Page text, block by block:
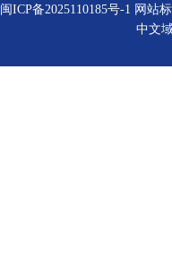
闽ICP备2025110185号-1 网站
中文